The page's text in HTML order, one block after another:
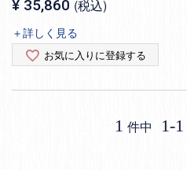
¥ 35,860 税込
＋詳しく見る
お気に入りに登録する
1 件中 1-1